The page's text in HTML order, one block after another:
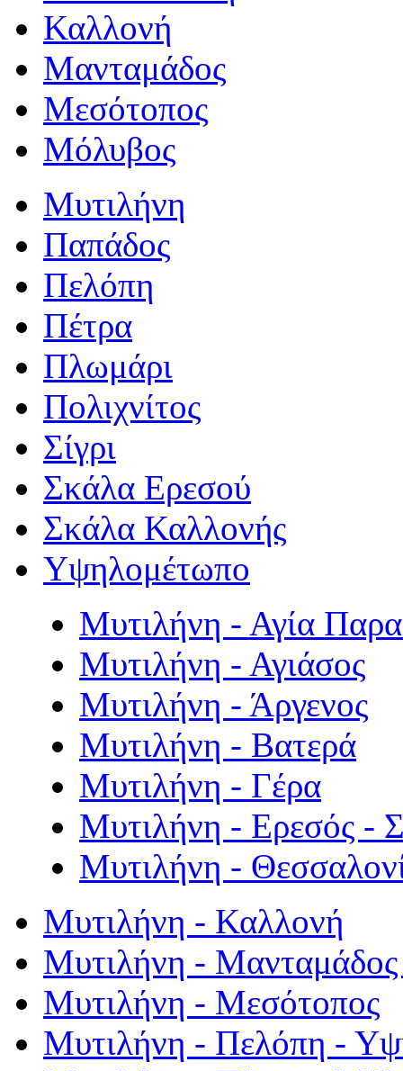
Καλλονή
Μανταμάδος
Μεσότοπος
Μόλυβος
Μυτιλήνη
Παπάδος
Πελόπη
Πέτρα
Πλωμάρι
Πολιχνίτος
Σίγρι
Σκάλα Ερεσού
Σκάλα Καλλονής
Υψηλομέτωπο
Μυτιλήνη - Αγία
Μυτιλήνη - Αγιάσος
Μυτιλήνη - Άργενος
Μυτιλήνη - Βατερά
Μυτιλήνη - Γέρα
Μυτιλήνη - Ερεσός -
Μυτιλήνη -
Μυτιλήνη - Καλλονή
Μυτιλήνη - Μανταμάδος
Μυτιλήνη - Μεσότοπος
Μυτιλήνη - Πελόπη -